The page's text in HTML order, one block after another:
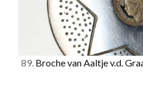
89. Broche van Aaltje v.d.